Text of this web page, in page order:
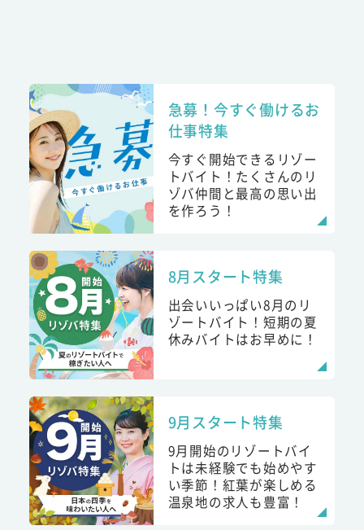
急募！今すぐ働けるお
仕事特集
今すぐ開始できるリゾー
トバイト！たくさんのリ
ゾバ仲間と最高の思い出
を作ろう！
8月スタート特集
出会いいっぱい8月のリ
ゾートバイト！短期の夏
休みバイトはお早めに！
9月スタート特集
9月開始のリゾートバイ
トは未経験でも始めやす
い季節！紅葉が楽しめる
温泉地の求人も豊富！